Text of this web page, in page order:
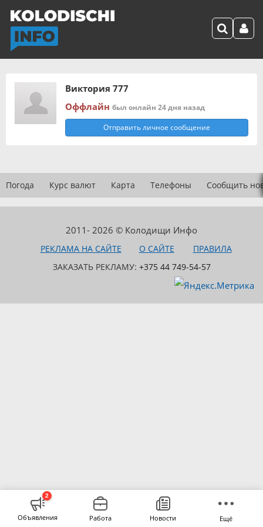
Виктория 777
Оффлайн был онлайн 24 дня назад
Отправить личное сообщение
Погода Курс валют Карта Телефоны Сообщить
2011- 2026 © Колодищи Инфо
РЕКЛАМА НА САЙТЕ О САЙТЕ
ПРАВИЛА
ЗАКАЗАТЬ РЕКЛАМУ: +375 44 749-54-57
2
Объявления Работа Новости Ещё